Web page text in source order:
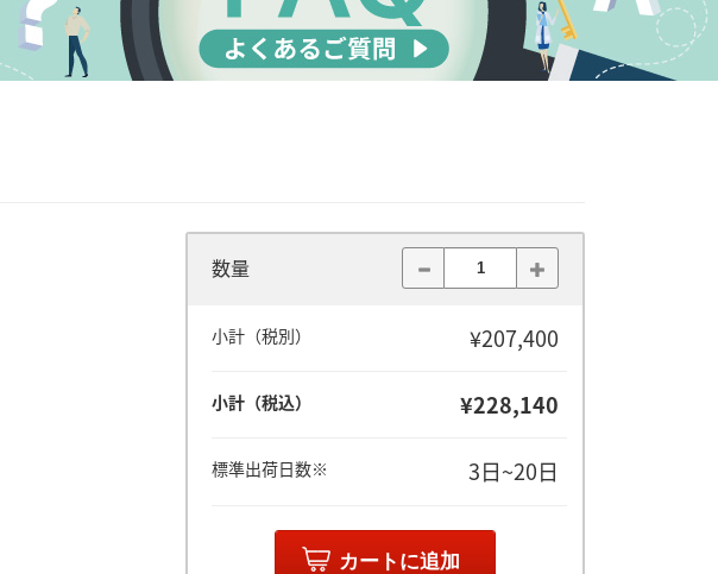
数量
小計（税別） ¥207,400
小計（税込） ¥228,140
標準出荷日数※ 3日~20日
カートに追加